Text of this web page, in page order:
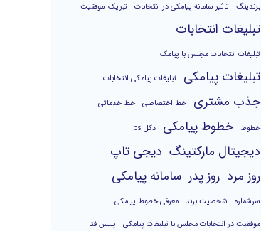
برندینگ تاثیر سامانه پیامکی در انتخابات تبریک_موفقیت
تبلیغات انتخابات
تبلیغات انتخابات مجلس با پیامک
تبلیغات پیامکی تبلیغات پیامکی انتخابات
جذب مشتری خط اختصاصی خط خدماتی
خطوط خطوط پیامکی دکل lbs
دیجیتال مارکتینگ دیجی تاپ
روز مرد روز پدر سامانه پیامکی
سرشماره شخصیت برند معرفی خطوط پیامکی
موفقیت در انتخابات مجلس با تبلیغات پیامکی
پلیس فتا